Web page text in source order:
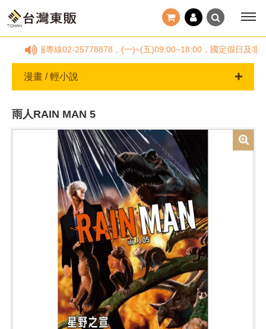
撥客服專線02-25778878，(一)~(五)09:00~18:00，國定假日及非服
漫畫 / 輕小說
雨人RAIN MAN 5